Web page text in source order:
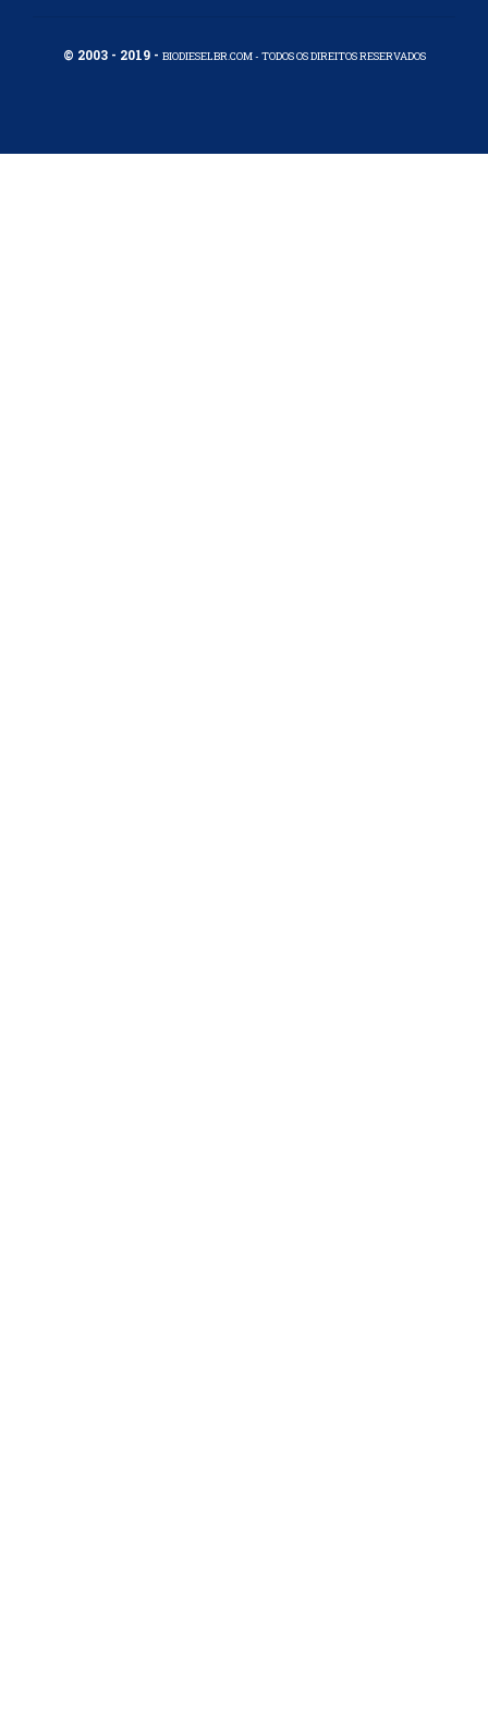
© 2003 - 2019 - BIODIESELBR.COM - TODOS OS DIREITOS RESERVADOS